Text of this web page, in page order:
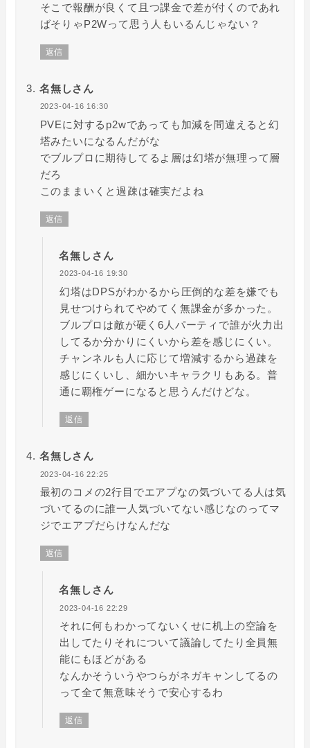
そこで報酬が良くて且つ課金で差が付くのであれ
ばそりゃP2Wって思う人もいるんじゃない？
返信
名無しさん
2023-04-16 16:30
PVEに対するp2wであっても加減を間違えると幻
塔みたいになるんだがな
でブルプロに期待してるよ層は幻塔が無理って層
だろ
このままいくと過疎は確実だよね
返信
名無しさん
2023-04-16 19:30
幻塔はDPSがわかるから圧倒的な差を嫌でも
見せつけられてやめてく無課金が多かった。
ブルプロは敵が硬く6人パーティで誰が火力出
してるか分かりにくいから差を感じにくい。
チャンネルも人に応じて増減するから過疎を
感じにくいし、細かいキャラクリもある。普
通に覇権ゲーになると思うんだけどな。
返信
名無しさん
2023-04-16 22:25
最初のコメの2行目でエアプなの気づいてる人は気
づいてるのに誰一人気づいてない感じなのってマ
ジでエアプだらけなんだな
返信
名無しさん
2023-04-16 22:29
それに何もわかってないくせに机上の空論を
出してたりそれについて議論してたり全員無
能にもほどがある
なんかそういうやつらがネガキャンしてるの
って全て無意味そうで安心するわ
返信